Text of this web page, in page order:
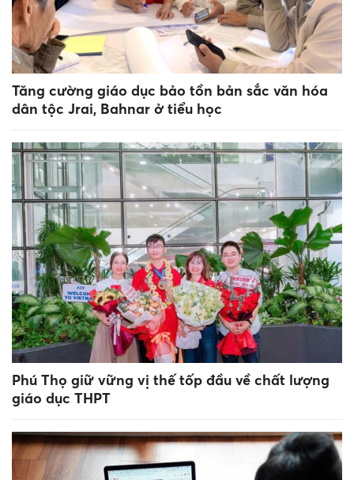
Tăng cường giáo dục bảo tồn bản sắc văn hóa
dân tộc Jrai, Bahnar ở tiểu học
Phú Thọ giữ vững vị thế tốp đầu về chất lượng
giáo dục THPT